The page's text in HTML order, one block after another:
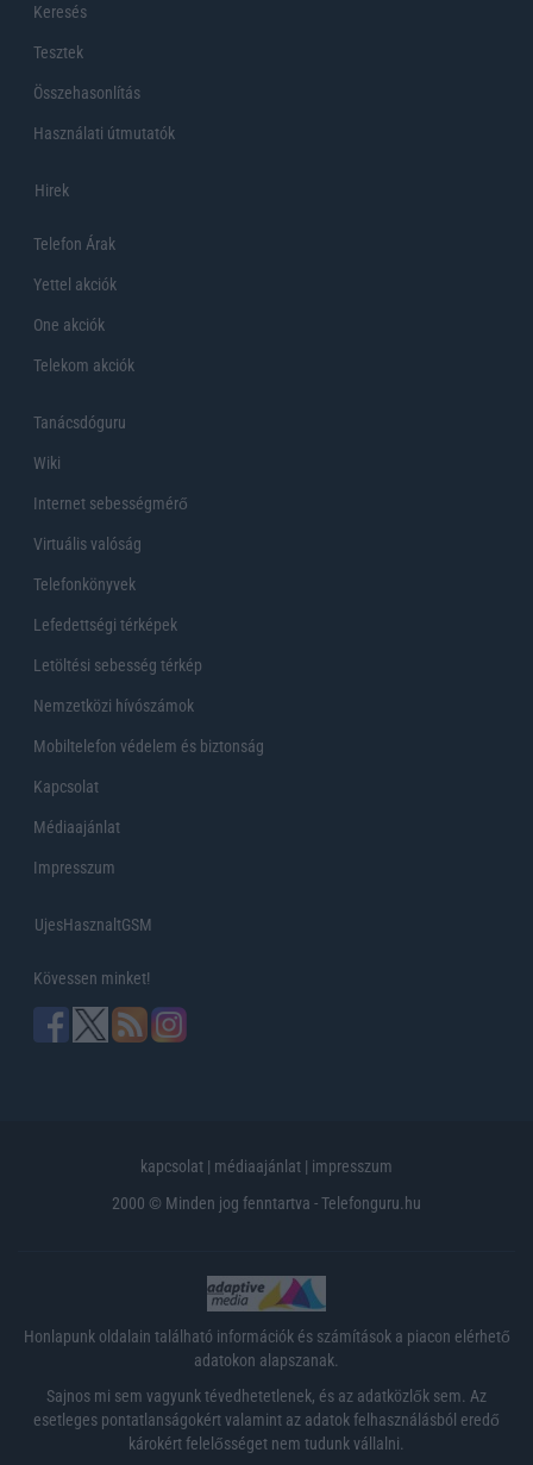
Keresés
Tesztek
Összehasonlítás
Használati útmutatók
Hirek
Telefon Árak
Yettel akciók
One akciók
Telekom akciók
Tanácsdóguru
Wiki
Internet sebességmérő
Virtuális valóság
Telefonkönyvek
Lefedettségi térképek
Letöltési sebesség térkép
Nemzetközi hívószámok
Mobiltelefon védelem és biztonság
Kapcsolat
Médiaajánlat
Impresszum
UjesHasznaltGSM
Kövessen minket!
kapcsolat | médiaajánlat | impresszum
2000 © Minden jog fenntartva - Telefonguru.hu
Honlapunk oldalain található információk és számítások a piacon elérhető
adatokon alapszanak.
Sajnos mi sem vagyunk tévedhetetlenek, és az adatközlők sem. Az
esetleges pontatlanságokért valamint az adatok felhasználásból eredő
károkért felelősséget nem tudunk vállalni.